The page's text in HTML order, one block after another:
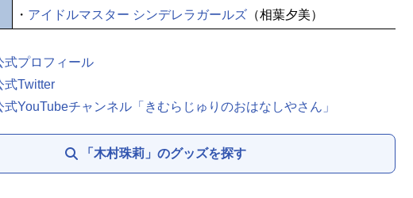
・ アイドルマスター シンデレラガールズ （相葉夕美）
式プロフィール
式Twitter
式YouTubeチャンネル「きむらじゅりのおはなしやさん」
「木村珠莉」のグッズを探す